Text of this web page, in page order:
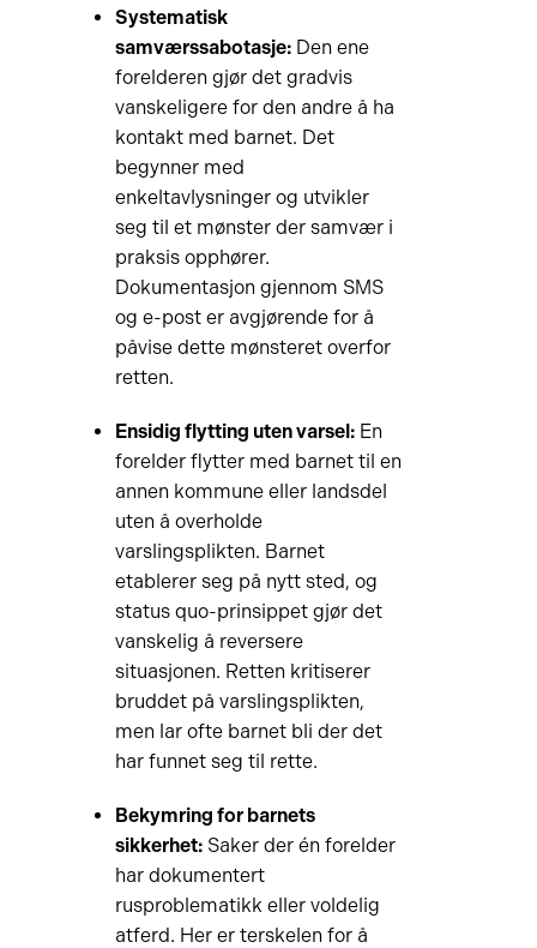
Systematisk
samværssabotasje:Den ene
forelderen gjør det gradvis
vanskeligere for den andre å ha
kontakt med barnet. Det
begynner med
enkeltavlysninger og utvikler
seg til et mønster der samvær i
praksis opphører.
Dokumentasjon gjennom SMS
og e-post er avgjørende for å
påvise dette mønsteret overfor
retten.
Ensidig flytting uten varsel:En
forelder flytter med barnet til en
annen kommune eller landsdel
uten å overholde
varslingsplikten. Barnet
etablerer seg på nytt sted, og
status quo-prinsippet gjør det
vanskelig å reversere
situasjonen. Retten kritiserer
bruddet på varslingsplikten,
men lar ofte barnet bli der det
har funnet seg til rette.
Bekymring for barnets
sikkerhet:Saker der én forelder
har dokumentert
rusproblematikk eller voldelig
atferd. Her er terskelen for å